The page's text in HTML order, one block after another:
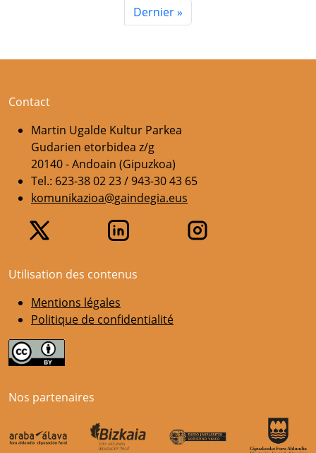
Dernière page
Dernier »
Contact
Martin Ugalde Kultur Parkea
Gudarien etorbidea z/g
20140 - Andoain (Gipuzkoa)
Tel.: 623-38 02 23 / 943-30 43 65
komunikazioa@gaindegia.eus
Utilisation des contenus
Mentions légales
Politique de confidentialité
Nos partenaires